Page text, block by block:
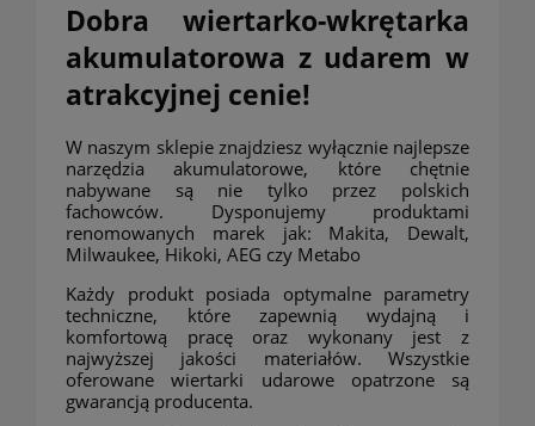
Dobra wiertarko-wkrętarka
akumulatorowa z udarem w
atrakcyjnej cenie!
W naszym sklepie znajdziesz wyłącznie najlepsze
narzędzia akumulatorowe, które chętnie
nabywane są nie tylko przez polskich
fachowców. Dysponujemy produktami
renomowanych marek jak: Makita, Dewalt,
Milwaukee, Hikoki, AEG czy Metabo
Każdy produkt posiada optymalne parametry
techniczne, które zapewnią wydajną i
komfortową pracę oraz wykonany jest z
najwyższej jakości materiałów. Wszystkie
oferowane wiertarki udarowe opatrzone są
gwarancją producenta.